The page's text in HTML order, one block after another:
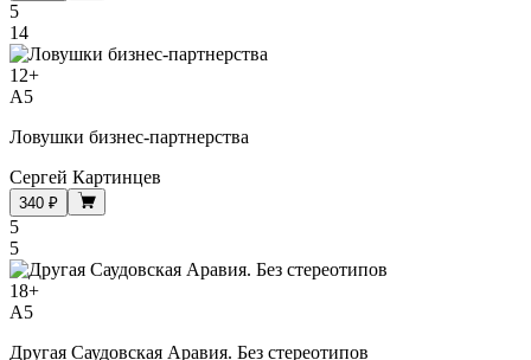
5
14
12+
A5
Ловушки бизнес-партнерства
Сергей Картинцев
340 ₽
5
5
18+
A5
Другая Саудовская Аравия. Без стереотипов